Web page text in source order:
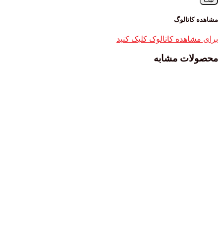
مشاهده کاتالوگ
برای مشاهده کاتالوک کلیک کنید
محصولات مشابه